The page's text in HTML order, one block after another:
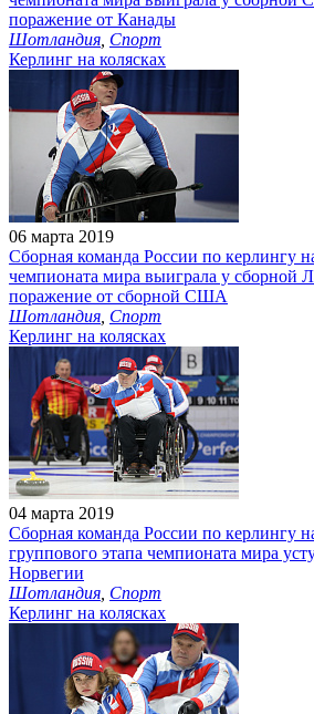
поражение от Канады
Шотландия Спорт
Керлинг на колясках
06 марта 2019
Сборная команда России по керлингу
чемпионата мира выиграла у сборной
поражение от сборной США
Шотландия Спорт
Керлинг на колясках
04 марта 2019
Сборная команда России по керлингу
группового этапа чемпионата мира
Норвегии
Шотландия Спорт
Керлинг на колясках